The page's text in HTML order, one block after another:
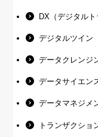
DX（デジタルト
デジタルツイン
データクレンジ
データサイエン
データマネジメ
トランザクショ